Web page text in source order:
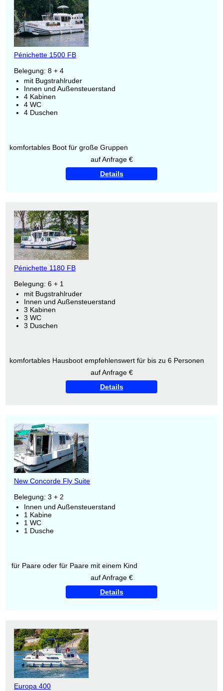
Pénichette 1500 FB
Belegung: 8 + 4
mit Bugstrahlruder
Innen und Außensteuerstand
4 Kabinen
4 WC
4 Duschen
komfortables Boot für große Gruppen
auf Anfrage €
Details
Pénichette 1180 FB
Belegung: 6 + 1
mit Bugstrahlruder
Innen und Außensteuerstand
3 Kabinen
3 WC
3 Duschen
komfortables Hausboot empfehlenswert für bis zu 6 Personen
auf Anfrage €
Details
New Concorde Fly Suite
Belegung: 3 + 2
Innen und Außensteuerstand
1 Kabine
1 WC
1 Dusche
für Paare oder für Paare mit einem Kind
auf Anfrage €
Details
Europa 400